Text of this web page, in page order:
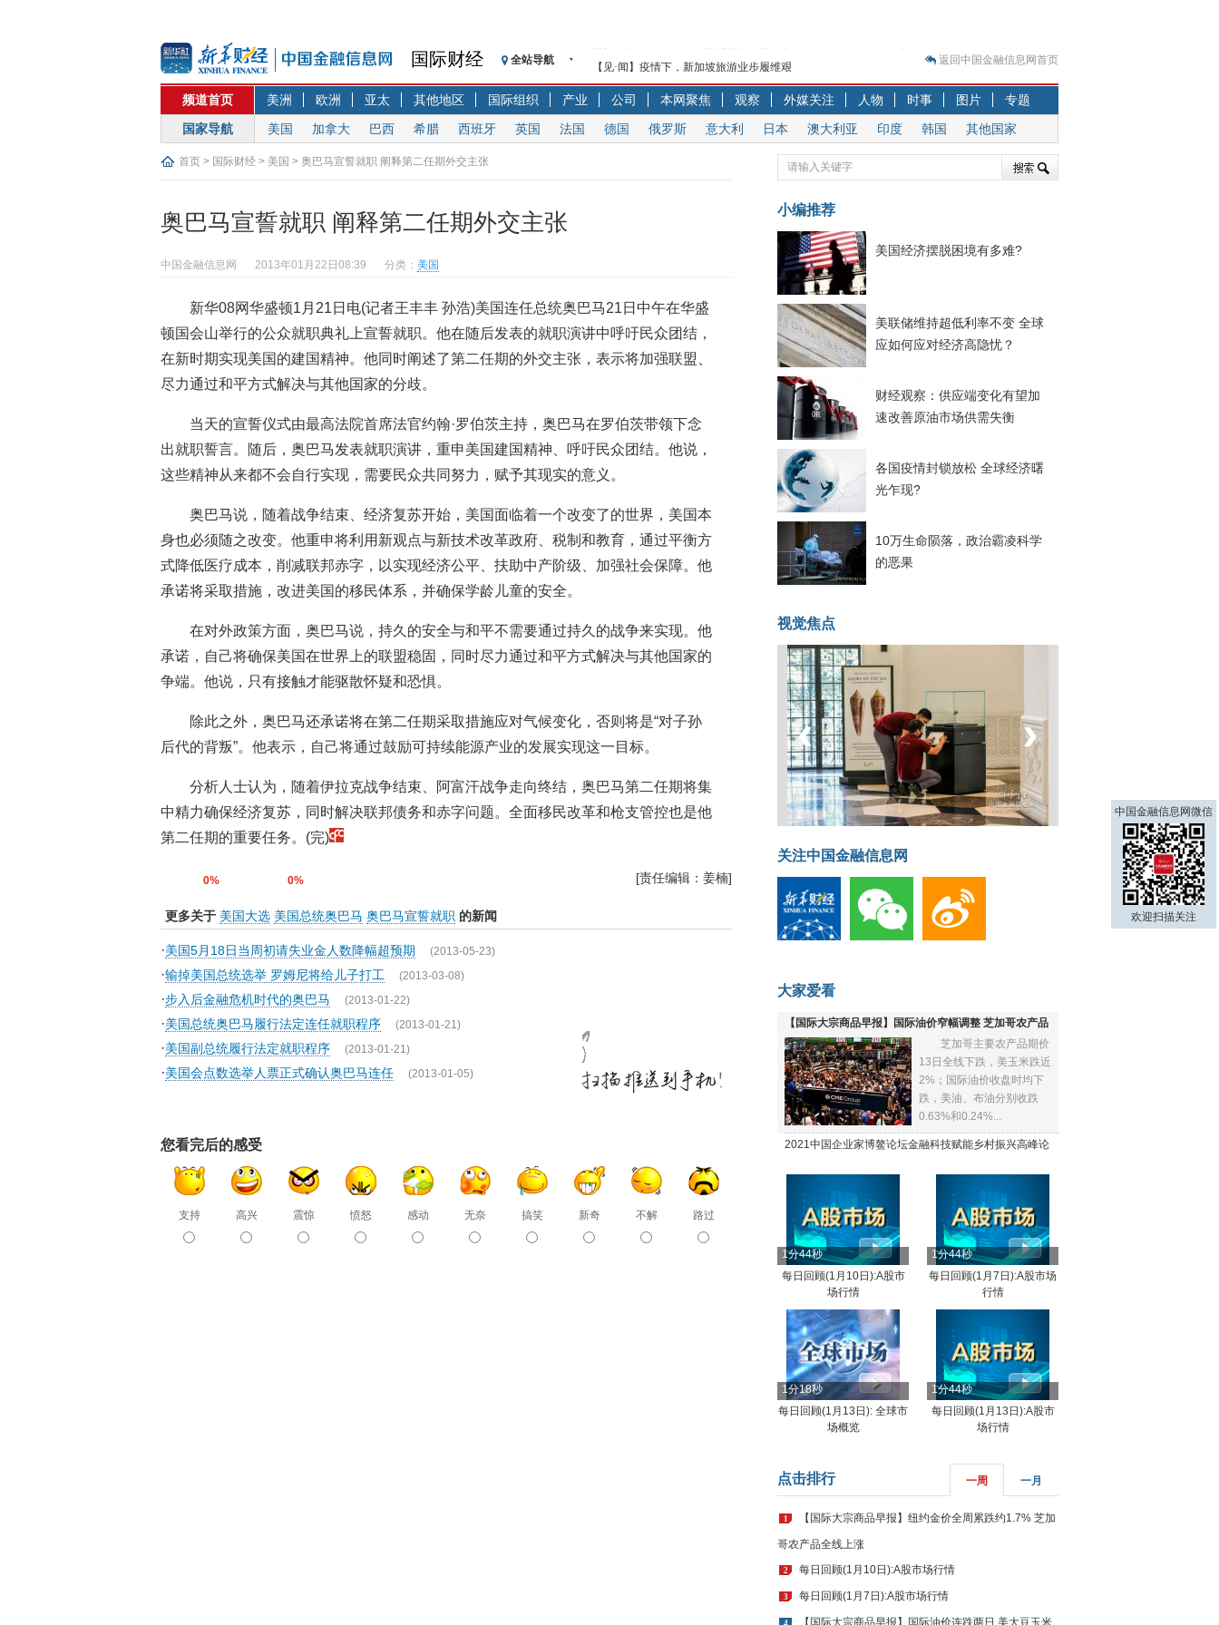
国际财经 全站导航
【见·闻】疫情下，新加坡旅游业步履维艰
记者手记：疫情下的香港零售业如何浴火重生？
【见·闻】疫情下一家香港传统零售商的转型突围之旅
济安金信：中国基金市场数据分析周报（2020. 07.27—2020.07.31）
【新华财经调查】同业存单、结构性存款玩起“跷跷板” 结构性失衡藏
央行公开市场净投放300亿元 短端资金利率明显下行
沥青期货连续两日涨逾3% 沪银及两粕涨势喜人
恒生聚源：北斗收官之星发射成功，全产业链解析
济安金信：中国基金市场数据分析周报（2020. 08.17—2020.08.21）
返回中国金融信息网首页
频道首页 美洲 欧洲 亚太 其他地区 国际组织 产业 公司 本网聚焦 观察 外媒关注 人物 时事 图片
专题
国家导航
美国 加拿大 巴西 希腊 西班牙 英国 法国 德国 俄罗斯 意大利 日本 澳大利亚 印度 韩国 其他国家
首页 > 国际财经 > 美国 > 奥巴马宣誓就职 阐释第二任期外交主张
奥巴马宣誓就职 阐释第二任期外交主张
中国金融信息网 2013年01月22日08:39 分类： 美国
新华08网华盛顿1月21日电(记者王丰丰 孙浩)美国连任总统奥巴马21日中午在华盛
顿国会山举行的公众就职典礼上宣誓就职。他在随后发表的就职演讲中呼吁民众团结，
在新时期实现美国的建国精神。他同时阐述了第二任期的外交主张，表示将加强联盟、
尽力通过和平方式解决与其他国家的分歧。
当天的宣誓仪式由最高法院首席法官约翰·罗伯茨主持，奥巴马在罗伯茨带领下念
出就职誓言。随后，奥巴马发表就职演讲，重申美国建国精神、呼吁民众团结。他说，
这些精神从来都不会自行实现，需要民众共同努力，赋予其现实的意义。
奥巴马说，随着战争结束、经济复苏开始，美国面临着一个改变了的世界，美国本
身也必须随之改变。他重申将利用新观点与新技术改革政府、税制和教育，通过平衡方
式降低医疗成本，削减联邦赤字，以实现经济公平、扶助中产阶级、加强社会保障。他
承诺将采取措施，改进美国的移民体系，并确保学龄儿童的安全。
在对外政策方面，奥巴马说，持久的安全与和平不需要通过持久的战争来实现。他
承诺，自己将确保美国在世界上的联盟稳固，同时尽力通过和平方式解决与其他国家的
争端。他说，只有接触才能驱散怀疑和恐惧。
除此之外，奥巴马还承诺将在第二任期采取措施应对气候变化，否则将是“对子孙
后代的背叛”。他表示，自己将通过鼓励可持续能源产业的发展实现这一目标。
分析人士认为，随着伊拉克战争结束、阿富汗战争走向终结，奥巴马第二任期将集
中精力确保经济复苏，同时解决联邦债务和赤字问题。全面移民改革和枪支管控也是他
第二任期的重要任务。(完)
0% 0% [责任编辑：姜楠]
更多关于 美国大选 美国总统奥巴马 奥巴马宣誓就职 的新闻
·美国5月18日当周初请失业金人数降幅超预期 (2013-05-23)
·输掉美国总统选举 罗姆尼将给儿子打工 (2013-03-08)
·步入后金融危机时代的奥巴马 (2013-01-22)
·美国总统奥巴马履行法定连任就职程序 (2013-01-21)
·美国副总统履行法定就职程序 (2013-01-21)
·美国会点数选举人票正式确认奥巴马连任 (2013-01-05)
您看完后的感受
支持 高兴 震惊 愤怒 感动 无奈 搞笑 新奇 不解 路过
小编推荐
美国经济摆脱困境有多难?
美联储维持超低利率不变 全球
应如何应对经济高隐忧？
财经观察：供应端变化有望加
速改善原油市场供需失衡
各国疫情封锁放松 全球经济曙
光乍现?
10万生命陨落，政治霸凌科学
的恶果
视觉焦点
菲律宾：防疫降级
‹ ›
关注中国金融信息网
大家爱看
【国际大宗商品早报】国际油价窄幅调整 芝加哥农产品
全线下跌
芝加哥主要农产品期价
13日全线下跌，美玉米跌近
2%；国际油价收盘时均下
跌，美油、布油分别收跌
0.63%和0.24%...
2021中国企业家博鳌论坛金融科技赋能乡村振兴高峰论
1分44秒
每日回顾(1月10日):A股市
场行情
1分44秒
每日回顾(1月7日):A股市场
行情
1分18秒
每日回顾(1月13日): 全球市
场概览
1分44秒
每日回顾(1月13日):A股市
场行情
点击排行 一周 一月
1 【国际大宗商品早报】纽约金价全周累跌约1.7% 芝加
哥农产品全线上涨
2 每日回顾(1月10日):A股市场行情
3 每日回顾(1月7日):A股市场行情
4 【国际大宗商品早报】国际油价连跌两日 美大豆玉米
中国金融信息网微信
欢迎扫描关注